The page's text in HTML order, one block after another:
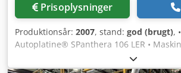
Prisoplysninger
Produktionsår: 2007, stand: god (brugt),
Autoplatine® SPanthera 106 LER •
fladstansningsmaskine med udstansning
Producent: BOBST • Kategori: